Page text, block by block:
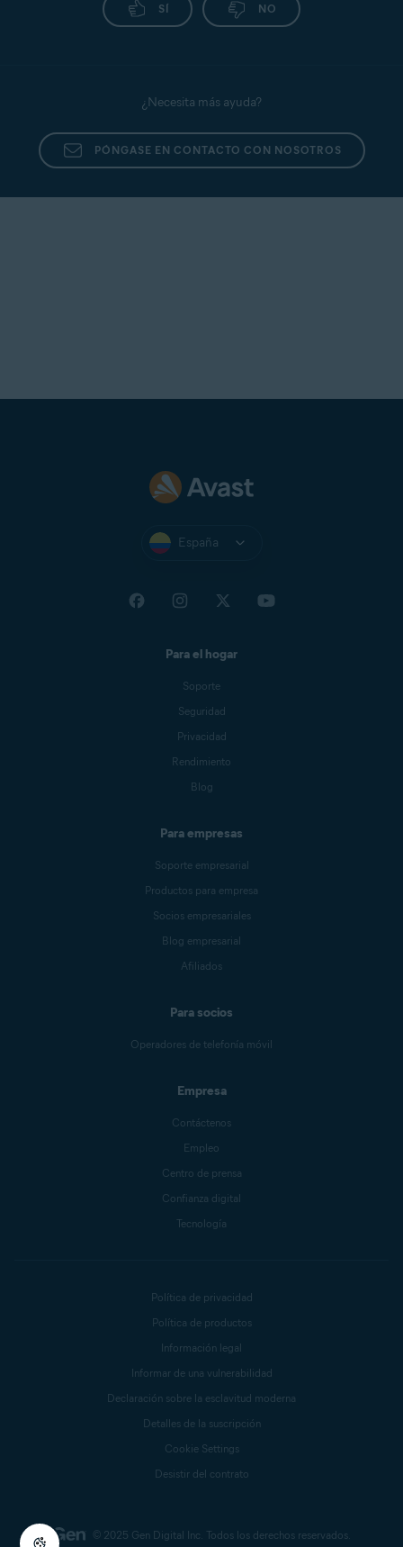
SÍ NO
¿Necesita más ayuda?
PÓNGASE EN CONTACTO CON NOSOTROS
España
Para el hogar
Soporte
Seguridad
Privacidad
Rendimiento
Blog
Para empresas
Soporte empresarial
Productos para empresa
Socios empresariales
Blog empresarial
Afiliados
Para socios
Operadores de telefonía móvil
Empresa
Contáctenos
Empleo
Centro de prensa
Confianza digital
Tecnología
© 2025 Gen Digital Inc. Todos los derechos reservados.
Política de privacidad
Política de productos
Información legal
Informar de una vulnerabilidad
Declaración sobre la esclavitud moderna
Detalles de la suscripción
Cookie Settings
Desistir del contrato